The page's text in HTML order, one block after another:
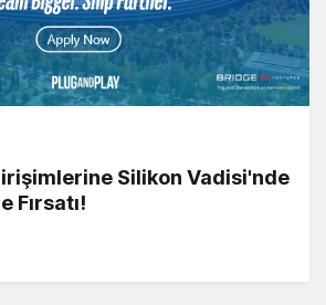
Silikon Vadisi'nde
Fırsatı!